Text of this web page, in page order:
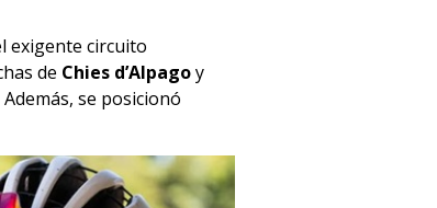
exigente circuito
de Chies d’Alpagoy
se posicionó